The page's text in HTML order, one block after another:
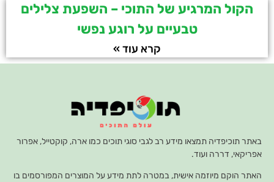
הקול המרגיע של התוכי – השפעת צלילים
טבעיים על רוגע נפשי
קרא עוד »
באתר תוכיפדיה תמצאו מידע רב לגבי סוגי תוכים כמו ארה, קוקטייל, אפרור
אפריקאי, דררה ועוד.
האתר הוקם מיוזמה אישית, במטרה לתת מידע על המוצרים המפורסמים בו